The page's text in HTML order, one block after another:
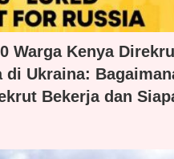
Warga Kenya
di Ukraina:
Bekerja dan